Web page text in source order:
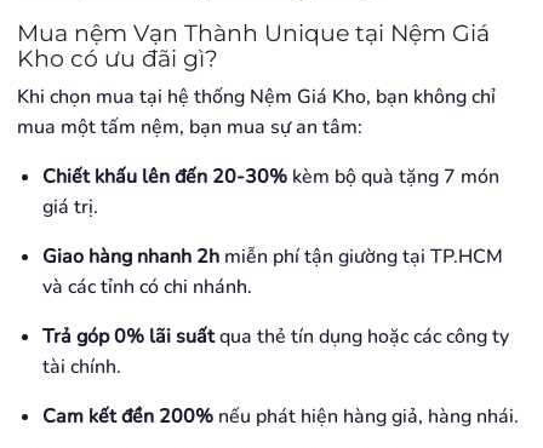
Mua nệm Vạn Thành Unique tại Nệm Giá
Kho có ưu đãi gì?
Khi chọn mua tại hệ thống Nệm Giá Kho, bạn không chỉ
mua một tấm nệm, bạn mua sự an tâm:
Chiết khấu lên đến 20-30% kèm bộ quà tặng 7 món
giá trị.
Giao hàng nhanh 2h miễn phí tận giường tại TP.HCM
và các tỉnh có chi nhánh.
Trả góp 0% lãi suấtqua thẻ tín dụng hoặc các công ty
tài chính.
Cam kết đền 200% nếu phát hiện hàng giả, hàng nhái.